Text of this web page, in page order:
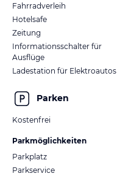
Fahrradverleih
Hotelsafe
Zeitung
Informationsschalter für
Ausflüge
Ladestation für Elektroautos
Parken
Kostenfrei
Parkmöglichkeiten
Parkplatz
Parkservice